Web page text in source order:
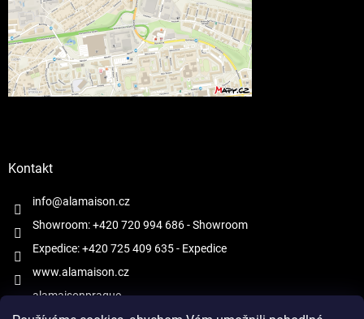
Kontakt
info@alamaison.cz
Showroom: +420 720 994 686- Showroom
Expedice: +420 725 409 635- Expedice
www.alamaison.cz
alamaisonprague